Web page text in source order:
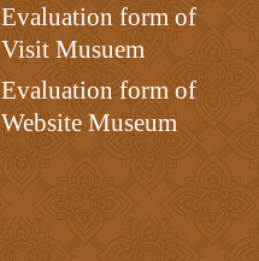
Evaluation form of
Visit Musuem
Evaluation form of
Website Museum